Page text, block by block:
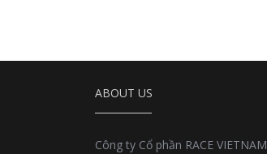
ABOUT US
Công ty Cổ phần RACE VIETNAM